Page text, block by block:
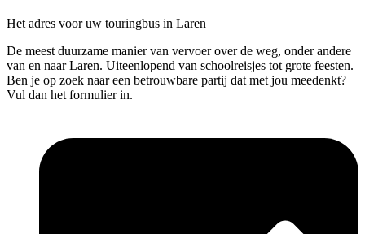
Het adres voor uw touringbus in Laren
De meest duurzame manier van vervoer over de weg, onder andere
van en naar Laren. Uiteenlopend van schoolreisjes tot grote feesten.
Ben je op zoek naar een betrouwbare partij dat met jou meedenkt?
Vul dan het formulier in.